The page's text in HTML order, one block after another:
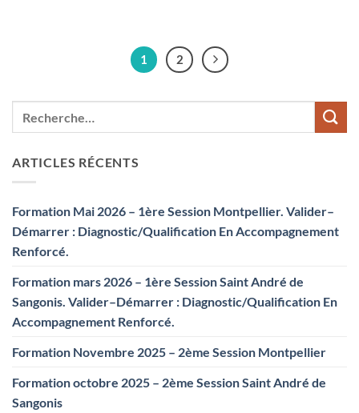
ARTICLES RÉCENTS
Formation Mai 2026 – 1ère Session Montpellier. Valider–
Démarrer : Diagnostic/Qualification En Accompagnement
Renforcé.
Formation mars 2026 – 1ère Session Saint André de
Sangonis. Valider–Démarrer : Diagnostic/Qualification En
Accompagnement Renforcé.
Formation Novembre 2025 – 2ème Session Montpellier
Formation octobre 2025 – 2ème Session Saint André de
Sangonis
1 2